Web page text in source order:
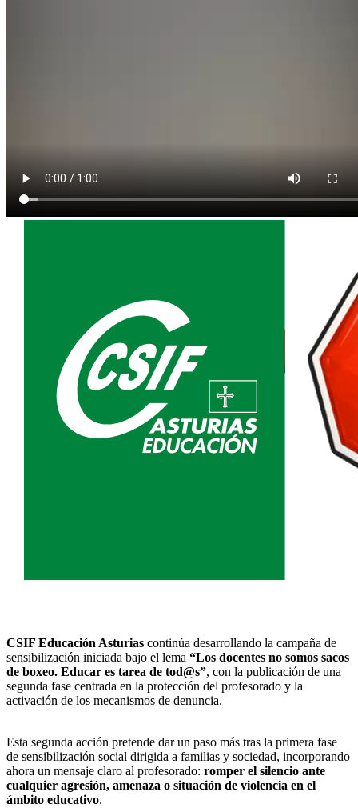
CSIF Educación Asturias continúa desarrollando la campaña de
sensibilización iniciada bajo el lema “Los docentes no somos sacos
de boxeo. Educar es tarea de tod@s”, con la publicación de una
segunda fase centrada en la protección del profesorado y la
activación de los mecanismos de denuncia.
Esta segunda acción pretende dar un paso más tras la primera fase
de sensibilización social dirigida a familias y sociedad, incorporando
ahora un mensaje claro al profesorado: romper el silencio ante
cualquier agresión, amenaza o situación de violencia en el
ámbito educativo.